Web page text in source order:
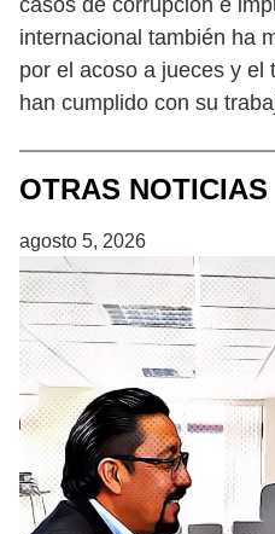
internacional también ha
por el acoso a jueces y el
han cumplido con su
OTRAS NOTICIAS
agosto 5, 2026